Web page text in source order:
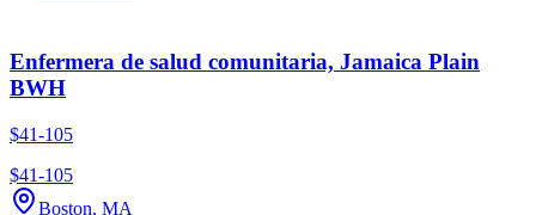
Enfermera de salud comunitaria, Jamaica Plain
BWH
$41-105
$41-105
Boston, MA